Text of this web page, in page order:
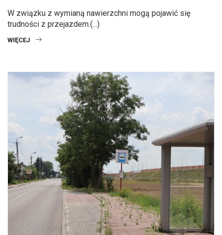
W związku z wymianą nawierzchni mogą pojawić się
trudności z przejazdem.(...)
WIĘCEJ